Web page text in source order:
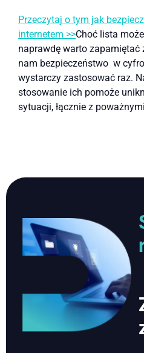
Przeczytaj o tym jak
internetem >>Choć lista
naprawdę warto zapamiętać
nam bezpieczeństwo w
wystarczy zastosować raz.
stosowanie ich pomoże
sytuacji, łącznie z